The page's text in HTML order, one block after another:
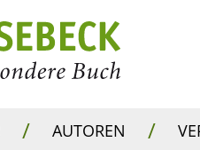
/ AUTOREN /